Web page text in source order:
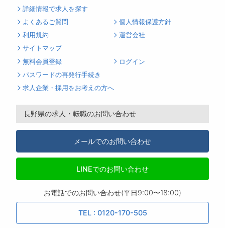
詳細情報で求人を探す
よくあるご質問
個人情報保護方針
利用規約
運営会社
サイトマップ
無料会員登録
ログイン
パスワードの再発行手続き
求人企業・採用をお考えの方へ
長野県の求人・転職のお問い合わせ
メールでのお問い合わせ
LINEでのお問い合わせ
お電話でのお問い合わせ(平日9:00〜18:00)
TEL : 0120-170-505